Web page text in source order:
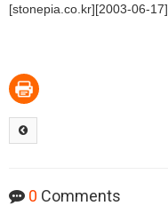
[stonepia.co.kr][2003-06-17]
0 Comments